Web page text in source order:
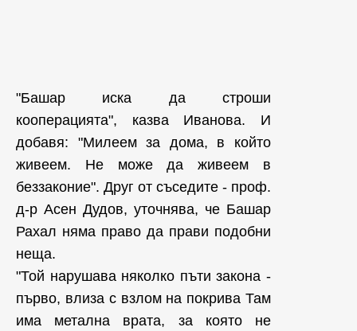
"Башар иска да строши
кооперацията", казва Иванова. И
добавя: "Милеем за дома, в който
живеем. Не може да живеем в
беззаконие". Друг от съседите - проф.
д-р Асен Дудов, уточнява, че Башар
Рахал няма право да прави подобни
неща.
"Той нарушава няколко пъти закона -
първо, влиза с взлом на покрива Там
има метална врата, за която не